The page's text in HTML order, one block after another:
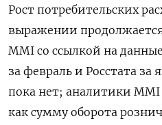
Рост потребительских
выражении
MMI со ссылкой на данные
за февраль и Росстата за
пока нет; аналитики
как сумму оборота